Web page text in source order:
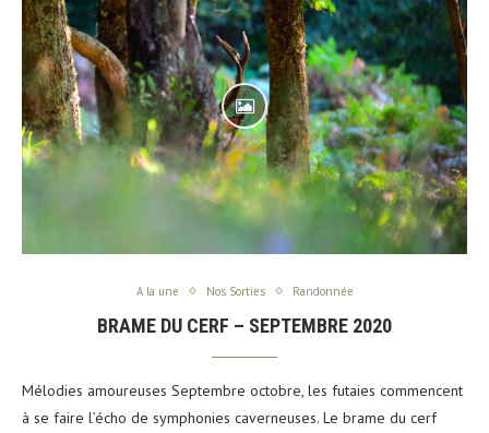
A la une Nos Sorties Randonnée
BRAME DU CERF – SEPTEMBRE 2020
Mélodies amoureuses Septembre octobre, les futaies commencent
à se faire l’écho de symphonies caverneuses. Le brame du cerf